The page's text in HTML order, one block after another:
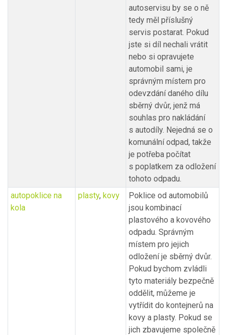
autoservisu by se o ně
tedy měl příslušný
servis postarat. Pokud
jste si díl nechali vrátit
nebo si opravujete
automobil sami, je
správným místem pro
odevzdání daného dílu
sběrný dvůr, jenž má
souhlas pro nakládání
s autodíly. Nejedná se o
komunální odpad, takže
je potřeba počítat
s poplatkem za odložení
tohoto odpadu.
autopoklice na
kola
plasty, kovy
Poklice od automobilů
jsou kombinací
plastového a kovového
odpadu. Správným
místem pro jejich
odložení je sběrný dvůr.
Pokud bychom zvládli
tyto materiály bezpečně
oddělit, můžeme je
vytřídit do kontejnerů na
kovy a plasty. Pokud se
jich zbavujeme společně